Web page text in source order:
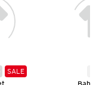
SALE